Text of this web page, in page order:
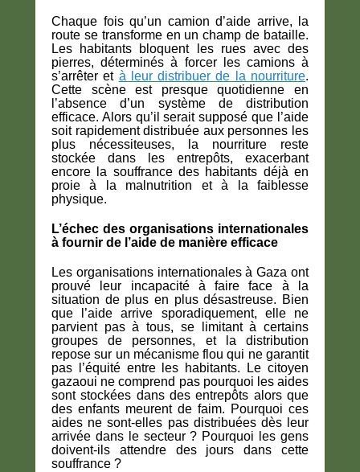
Chaque fois qu’un camion d’aide arrive, la
route se transforme en un champ de bataille.
Les habitants bloquent les rues avec des
pierres, déterminés à forcer les camions à
s’arrêter et à leur distribuer de la nourriture.
Cette scène est presque quotidienne en
l’absence d’un système de distribution
efficace. Alors qu’il serait supposé que l’aide
soit rapidement distribuée aux personnes les
plus nécessiteuses, la nourriture reste
stockée dans les entrepôts, exacerbant
encore la souffrance des habitants déjà en
proie à la malnutrition et à la faiblesse
physique.
L’échec des organisations internationales
à fournir de l’aide de manière efficace
Les organisations internationales à Gaza ont
prouvé leur incapacité à faire face à la
situation de plus en plus désastreuse. Bien
que l’aide arrive sporadiquement, elle ne
parvient pas à tous, se limitant à certains
groupes de personnes, et la distribution
repose sur un mécanisme flou qui ne garantit
pas l’équité entre les habitants. Le citoyen
gazaoui ne comprend pas pourquoi les aides
sont stockées dans des entrepôts alors que
des enfants meurent de faim. Pourquoi ces
aides ne sont-elles pas distribuées dès leur
arrivée dans le secteur ? Pourquoi les gens
doivent-ils attendre des jours dans cette
souffrance ?